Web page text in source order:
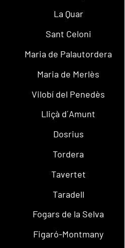
La Quar
Sant Celoni
Maria de Palautordera
Maria de Merlès
Vilobí del Penedès
Lliçà d´Amunt
Dosrius
Tordera
Tavertet
Taradell
Fogars de la Selva
Figaró-Montmany